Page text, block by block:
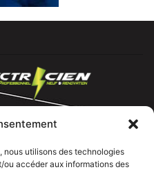
nous utilisons des technologies
accéder aux informations des
–Mentions légales
d’Arc – 76000 Rouen